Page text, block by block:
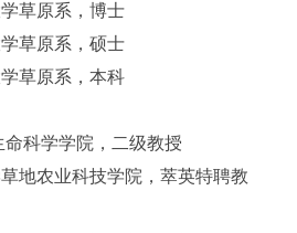
草原系，博士
草原系，硕士
草原系，本科
科学学院，二级教授
地农业科技学院，萃英特聘教